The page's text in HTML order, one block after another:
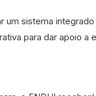
um sistema
para dar apoio a